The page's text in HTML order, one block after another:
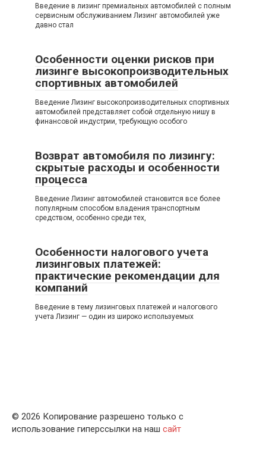
Введение в лизинг премиальных автомобилей с полным
сервисным обслуживанием Лизинг автомобилей уже
давно стал
Особенности оценки рисков при
лизинге высокопроизводительных
спортивных автомобилей
Введение Лизинг высокопроизводительных спортивных
автомобилей представляет собой отдельную нишу в
финансовой индустрии, требующую особого
Возврат автомобиля по лизингу:
скрытые расходы и особенности
процесса
Введение Лизинг автомобилей становится все более
популярным способом владения транспортным
средством, особенно среди тех,
Особенности налогового учета
лизинговых платежей:
практические рекомендации для
компаний
Введение в тему лизинговых платежей и налогового
учета Лизинг — один из широко используемых
© 2026 Копирование разрешено только с
использование гиперссылки на наш сайт